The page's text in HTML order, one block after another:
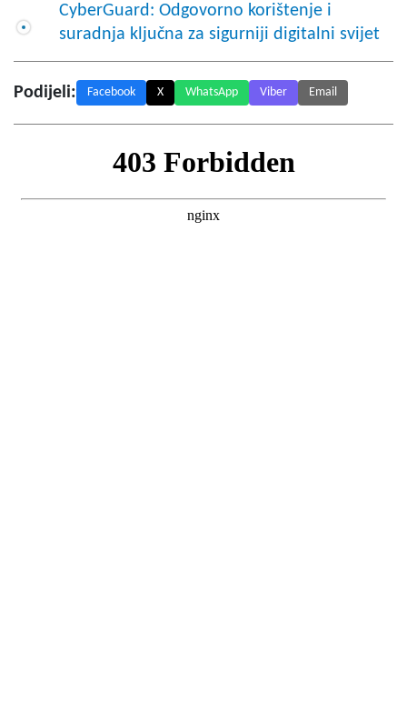
CyberGuard: Odgovorno korištenje i
suradnja ključna za sigurniji digitalni svijet
Podijeli: Facebook X WhatsApp Viber Email